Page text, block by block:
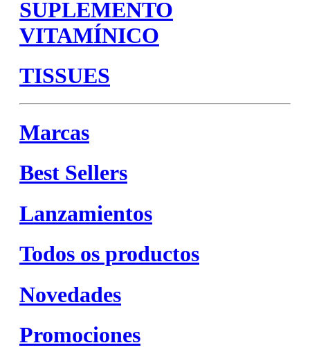
SUPLEMENTO
VITAMÍNICO
TISSUES
Marcas
Best Sellers
Lanzamientos
Todos os productos
Novedades
Promociones